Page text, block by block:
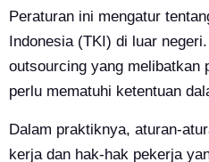
Peraturan ini mengatur
Indonesia (TKI) di luar
outsourcing yang melibatkan
perlu mematuhi ketentuan
Dalam praktiknya, aturan-
kerja dan hak-hak pekerja